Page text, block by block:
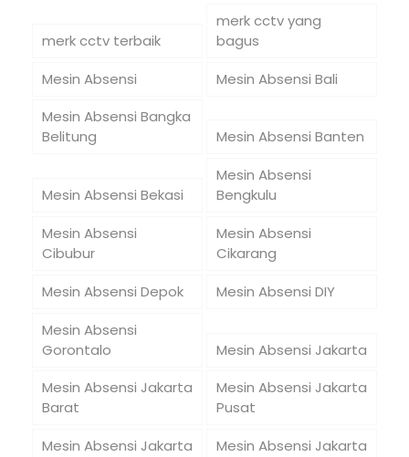
merk cctv terbaik
merk cctv yang
bagus
Mesin Absensi
Mesin Absensi Bali
Mesin Absensi Bangka
Belitung
Mesin Absensi Banten
Mesin Absensi Bekasi
Mesin Absensi
Bengkulu
Mesin Absensi
Cibubur
Mesin Absensi
Cikarang
Mesin Absensi Depok
Mesin Absensi DIY
Mesin Absensi
Gorontalo
Mesin Absensi Jakarta
Mesin Absensi Jakarta
Barat
Mesin Absensi Jakarta
Pusat
Mesin Absensi Jakarta
Mesin Absensi Jakarta